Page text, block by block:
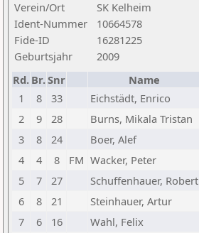
Verein/Ort
SK Kelheim
Ident-Nummer
10664578
Fide-ID
16281225
Geburtsjahr
2009
Rd. Br.Snr Name
1
8 33 Eichstädt, Enrico
2
9 28 Burns, Mikala Tristan
3
8 24 Boer, Alef
4
4 8 FM Wacker, Peter
5
7 27 Schuffenhauer, Robert
6
8 21 Steinhauer, Artur
7
6 16 Wahl, Felix